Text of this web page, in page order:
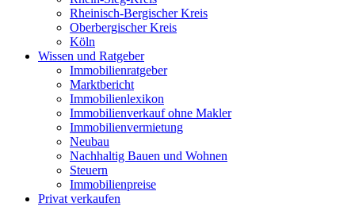
Rheinisch-Bergischer Kreis
Oberbergischer Kreis
Köln
Wissen und Ratgeber
Immobilienratgeber
Marktbericht
Immobilienlexikon
Immobilienverkauf ohne Makler
Immobilienvermietung
Neubau
Nachhaltig Bauen und Wohnen
Steuern
Immobilienpreise
Privat verkaufen